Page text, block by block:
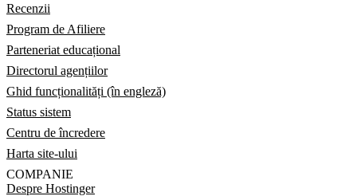
Recenzii
Program de Afiliere
Parteneriat educațional
Directorul agențiilor
Ghid funcționalități (în engleză)
Status sistem
Centru de încredere
Harta site-ului
COMPANIE
Despre Hostinger